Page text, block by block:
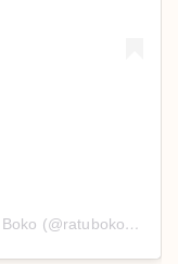
(@ratubokopark)